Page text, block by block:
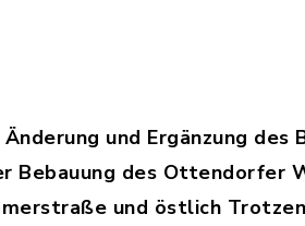
und Ergänzung des
Bebauung des Ottendorfer
und östlich